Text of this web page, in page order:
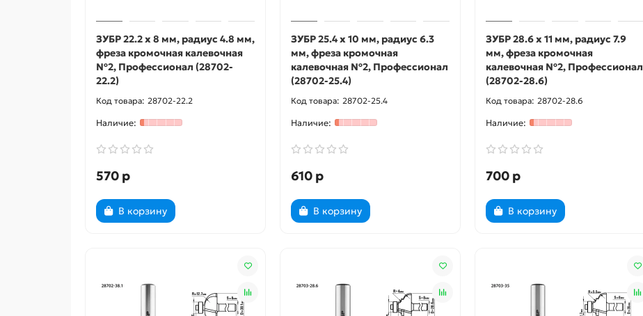
ЗУБР 22.2 x 8 мм, радиус 4.8 мм,
фреза кромочная калевочная
№2, Профессионал (28702-
22.2)
28702-22.2
570 р
В корзину
ЗУБР 25.4 x 10 мм, радиус 6.3
мм, фреза кромочная
калевочная №2, Профессионал
(28702-25.4)
28702-25.4
610 р
В корзину
ЗУБР 28.6 x 11 мм, радиус 7.9
мм, фреза кромочная
калевочная №2, Профессионал
(28702-28.6)
28702-28.6
700 р
В корзину